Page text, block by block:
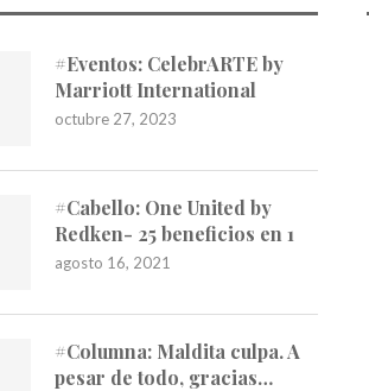
#Eventos: CelebrARTE by
Marriott International
octubre 27, 2023
#Cabello: One United by
Redken- 25 beneficios en 1
agosto 16, 2021
#Columna: Maldita culpa. A
pesar de todo, gracias…